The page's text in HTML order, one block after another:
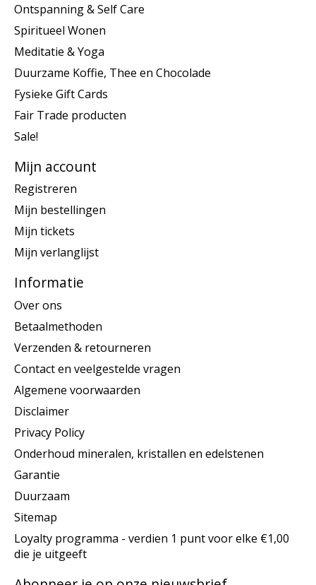
Ontspanning & Self Care
Spiritueel Wonen
Meditatie & Yoga
Duurzame Koffie, Thee en Chocolade
Fysieke Gift Cards
Fair Trade producten
Sale!
Mijn account
Registreren
Mijn bestellingen
Mijn tickets
Mijn verlanglijst
Informatie
Over ons
Betaalmethoden
Verzenden & retourneren
Contact en veelgestelde vragen
Algemene voorwaarden
Disclaimer
Privacy Policy
Onderhoud mineralen, kristallen en edelstenen
Garantie
Duurzaam
Sitemap
Loyalty programma - verdien 1 punt voor elke €1,00
die je uitgeeft